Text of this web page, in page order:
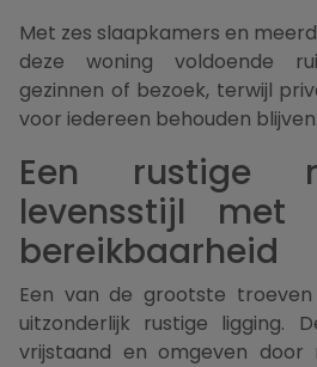
Met zes slaapkamers en
deze woning voldoende
gezinnen of bezoek, terwijl
voor iedereen behouden blijven.
Een rustige
levensstijl met
bereikbaarheid
Een van de grootste
uitzonderlijk rustige ligging.
vrijstaand en omgeven